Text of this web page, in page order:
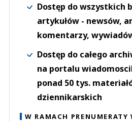
Dostęp do wszystkich
artykułów - newsów,
komentarzy,
Dostęp do całego
na portalu
ponad 50 tys.
dziennikarskich
W RAMACH PRENUMERATY